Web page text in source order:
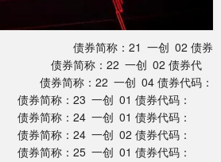
债券简称：21 一创 02 债券
券简称：22 一创 02 债券代
简称：22 一创 04 债券代码：
：23 一创 01 债券代码：
：24 一创 01 债券代码：
：24 一创 02 债券代码：
：25 一创 01 债券代码：